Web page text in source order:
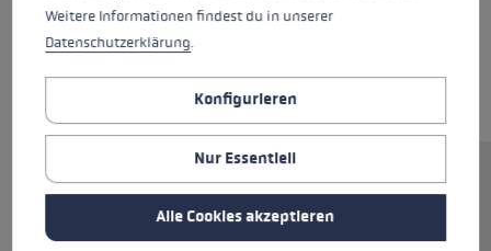
Ersatzsegment (Unterteil) für LEKI FX Stöcke.
Abmessungen: 14x330mm. Rohrmaterial:
Aluminium. Inkl. vormontierter Flex Spitze.
Weitere Informationen findest du in unserer
Datenschutzerklärung.
Konfigurieren
Nur Essentiell
Alle Cookies akzeptieren